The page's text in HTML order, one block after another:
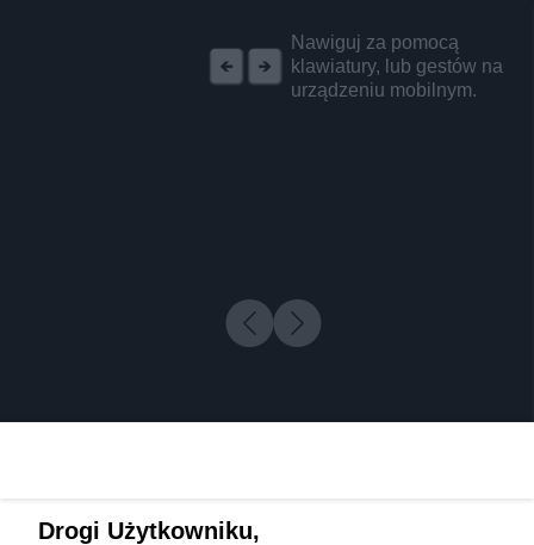
Nawiguj za pomocą
klawiatury, lub gestów na
urządzeniu mobilnym.
Drogi Użytkowniku,